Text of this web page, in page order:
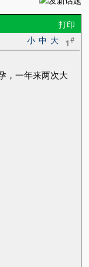
打印
1 #
大
中
小
，一年来两次大